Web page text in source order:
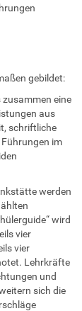
gebildet:
eine
aus
schriftliche
im
werden
wird
vier
vier
Lehrkräfte
und
sich die